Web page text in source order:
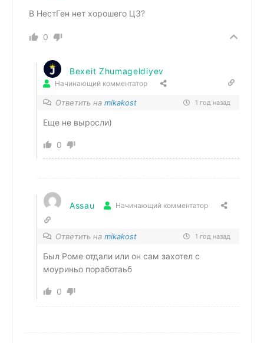
В НестГен нет хорошего ЦЗ?
0
Bexeit Zhumageldiyev
Начинающий комментатор
Ответить на mikakost 1 год назад
Еще не выросли)
0
Assau Начинающий комментатор
Ответить на mikakost 1 год назад
Был Роме отдали или он сам захотел с
моуриньо поработаьб
0